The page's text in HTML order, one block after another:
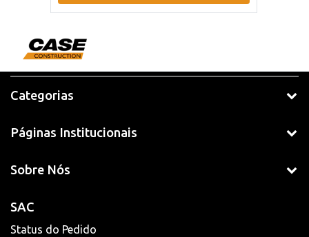
Categorias
Páginas Institucionais
Sobre Nós
SAC
Status do Pedido